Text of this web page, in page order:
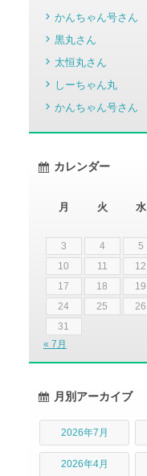
かんちゃん号さん
黒丸さん
太恒丸さん
しーちゃん丸
かんちゃん号さん
カレンダー
月 火 水
3
4 5
10
11 12
17
18 19
24
25 26
31
« 7月
月別アーカイブ
2026年7月
2026年4月